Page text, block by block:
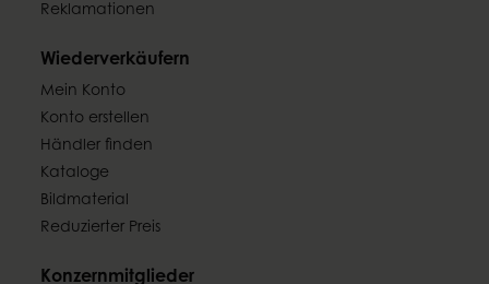
Reklamationen
Wiederverkäufern
Mein Konto
Konto erstellen
Händler finden
Kataloge
Bildmaterial
Reduzierter Preis
Konzernmitglieder